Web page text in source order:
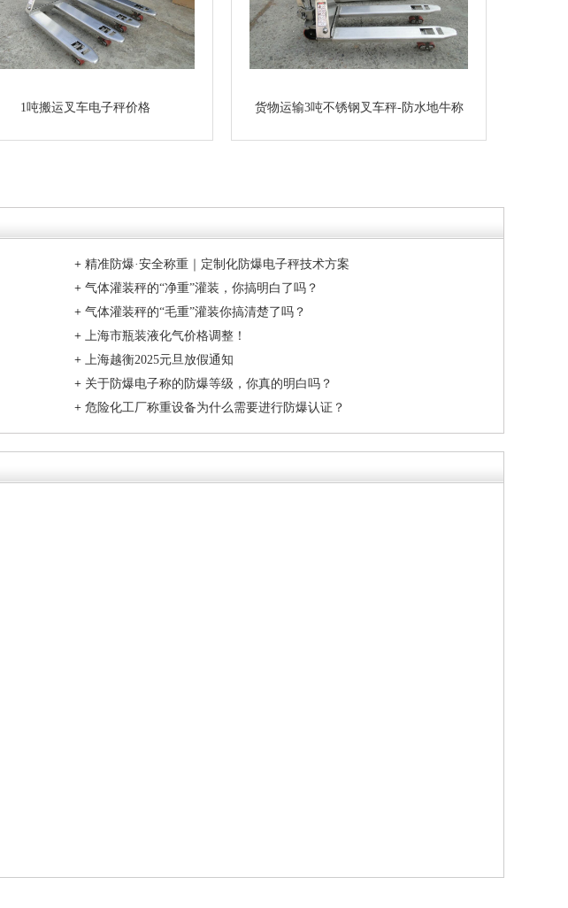
1吨搬运叉车电子秤价格 货物运输3吨不锈钢叉车秤-防水地牛称
+ 精准防爆·安全称重｜定制化防爆电子秤技术方案
+ 气体灌装秤的“净重”灌装，你搞明白了吗？
+ 气体灌装秤的“毛重”灌装你搞清楚了吗？
+ 上海市瓶装液化气价格调整！
+ 上海越衡2025元旦放假通知
+ 关于防爆电子称的防爆等级，你真的明白吗？
+ 危险化工厂称重设备为什么需要进行防爆认证？